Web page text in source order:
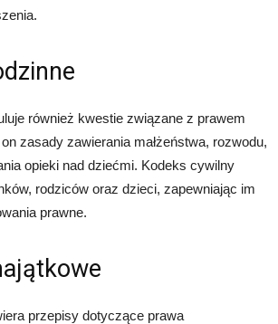
również kwestie związane z prawem
zasady zawierania małżeństwa, rozwodu,
opieki nad dziećmi. Kodeks cywilny
rodziców oraz dzieci, zapewniając im
prawne.
przepisy dotyczące prawa